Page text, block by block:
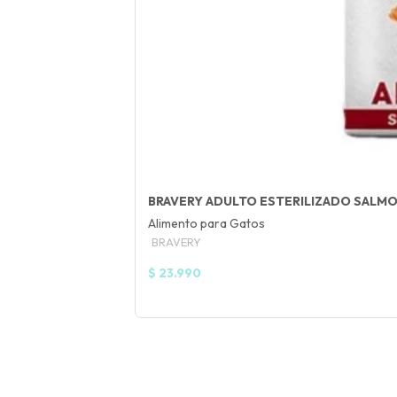
BRAVERY ADULTO ESTERILIZADO
Alimento para Gatos
BRAVERY
$ 23.990